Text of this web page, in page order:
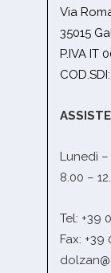
Via
35015
P.IVA IT
Lunedì –
8.00 –
Tel: +39
Fax: +39